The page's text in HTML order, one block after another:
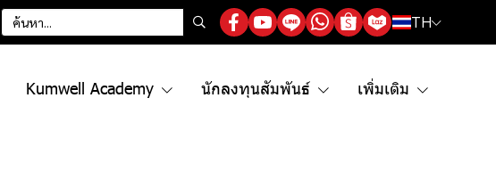
TH
Kumwell Academy นักลงทุนสัมพันธ์ เพิ่มเติม